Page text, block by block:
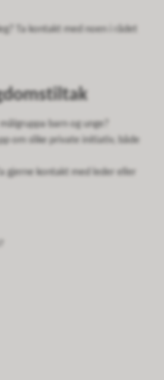
Ta kontakt med noen i rådet
barn og unge?
om slike private initiativ, både
gjerne kontakt med leder eller